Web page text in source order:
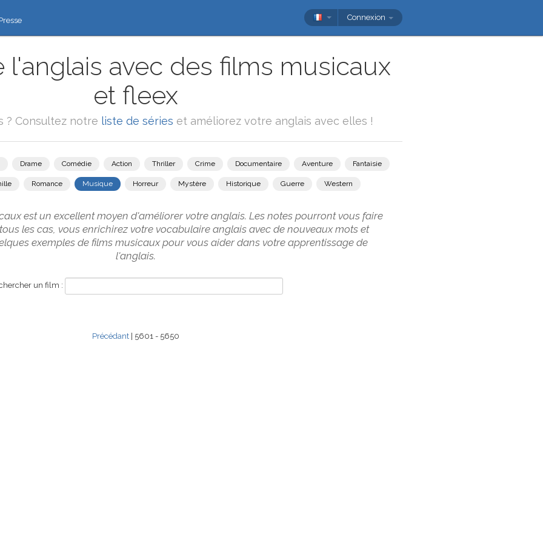
Connexion
l'anglais avec des films musicaux
et fleex
? Consultez notre liste de séries et améliorez votre anglais avec elles !
Drame Comédie Action Thriller Crime Documentaire Aventure Fantaisie
Romance Musique Horreur Mystère Historique Guerre Western
est un excellent moyen d'améliorer votre anglais. Les notes pourront vous faire
les cas, vous enrichirez votre vocabulaire anglais avec de nouveaux mots et
exemples de films musicaux pour vous aider dans votre apprentissage de
l'anglais.
un film :
Précédant | 5601 - 5650